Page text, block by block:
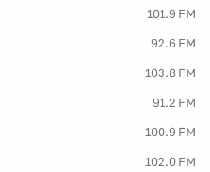
101.9 FM
92.6 FM
103.8 FM
91.2 FM
100.9 FM
102.0 FM